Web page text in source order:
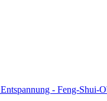
- Feng-Shui-